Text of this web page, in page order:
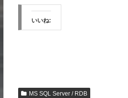
いいね:
MS SQL Server / RDB